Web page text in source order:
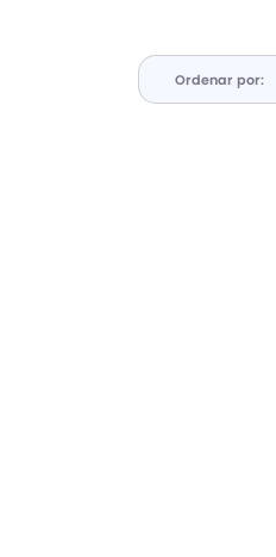
Ordenar por: